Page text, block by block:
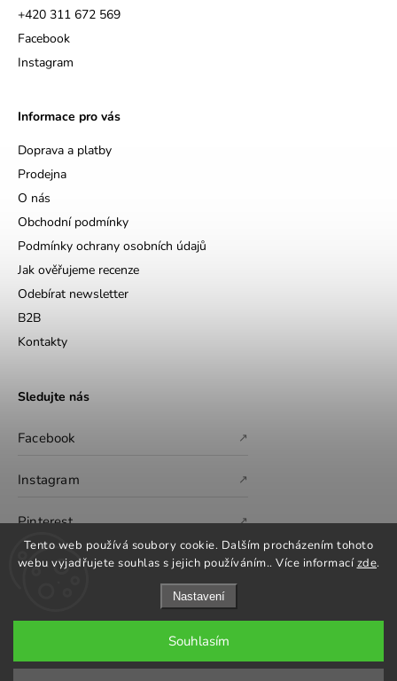
Tento web používá soubory cookie. Dalším procházením tohoto
webu vyjadřujete souhlas s jejich používáním.. Více informacízde.
Nastavení
Souhlasím
+420 311 672 569
Facebook
Instagram
Informace pro vás
Doprava a platby
Prodejna
O nás
Obchodní podmínky
Podmínky ochrany osobních údajů
Jak ověřujeme recenze
Odebírat newsletter
B2B
Kontakty
Sledujte nás
Facebook ↗
Instagram ↗
Pinterest ↗
Upravit nastavení cookies